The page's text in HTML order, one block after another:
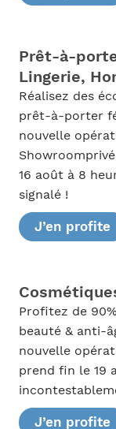
Prêt-à-
Lingerie,
Réalisez des
prêt-à-porter
nouvelle
16 août à 8
signalé !
J’en profite
Profitez de
beauté & anti-
nouvelle
prend fin le 19
J’en profite